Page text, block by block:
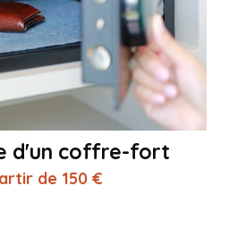
d'un coffre-fort
de 150 €